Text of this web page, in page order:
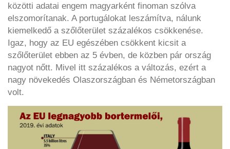
közötti adatai engem magyarként finoman szólva
elszomorítanak. A portugálokat leszámítva, nálunk
kiemelkedő a szőlőterület százalékos csökkenése.
Igaz, hogy az EU egészében csökkent kicsit a
szőlőterület ebben az 5 évben, de közben pár ország
nagyot nőtt. Mivel itt százalékos a változás, ezért a
nagy növekedés Olaszországban és Németországban
volt.